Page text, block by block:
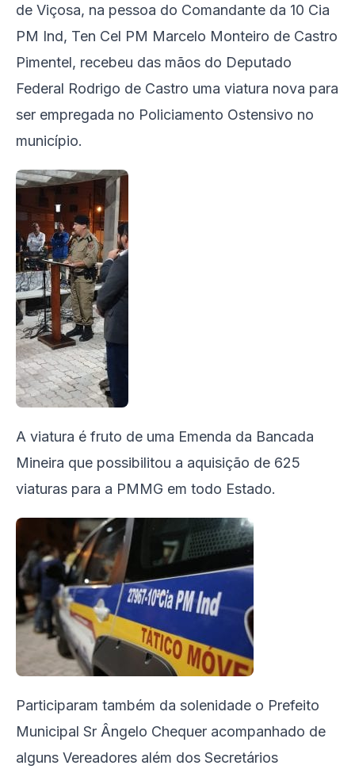
de Viçosa, na pessoa do Comandante da 10 Cia
PM Ind, Ten Cel PM Marcelo Monteiro de Castro
Pimentel, recebeu das mãos do Deputado
Federal Rodrigo de Castro uma viatura nova para
ser empregada no Policiamento Ostensivo no
município.
A viatura é fruto de uma Emenda da Bancada
Mineira que possibilitou a aquisição de 625
viaturas para a PMMG em todo Estado.
Participaram também da solenidade o Prefeito
Municipal Sr Ângelo Chequer acompanhado de
alguns Vereadores além dos Secretários